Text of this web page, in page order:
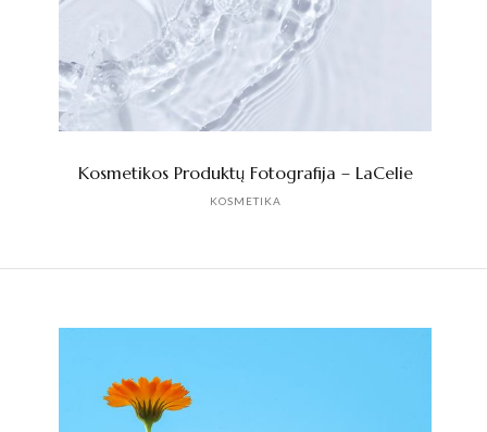
Kosmetikos Produktų Fotografija – LaCelie
KOSMETIKA